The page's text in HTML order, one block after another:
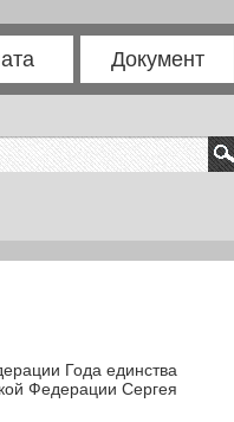
Документ
Года единства
Федерации Сергея